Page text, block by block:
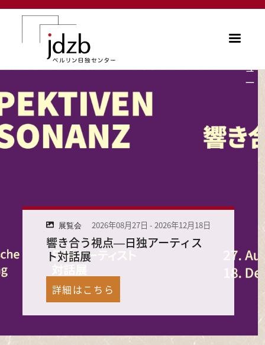
メインコンテンツに移動
ュ
ー
展覧会 2026年08月27日 -2026年12月18日
響き合う視点―日独アーティス
ト対話展
詳細はこちら